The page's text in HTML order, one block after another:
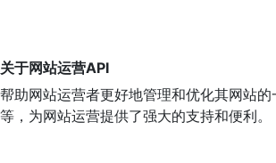
关于网站运营API
帮助网站运营者更好地管理和优化其网站
等，为网站运营提供了强大的支持和便利。